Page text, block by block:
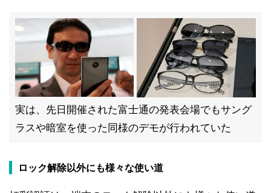
実は、先日開催された富士通の発表会場でもサング
ラスや暗室を使った同様のデモが行われていた
ロック解除以外にも様々な使い道